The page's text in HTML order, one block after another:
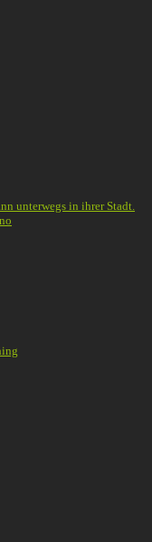
unterwegs in ihrer Stadt.